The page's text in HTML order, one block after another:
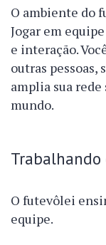
O ambiente do
Jogar em
e interação.
outras pessoas,
amplia sua
mundo.
O futevôlei
equipe.